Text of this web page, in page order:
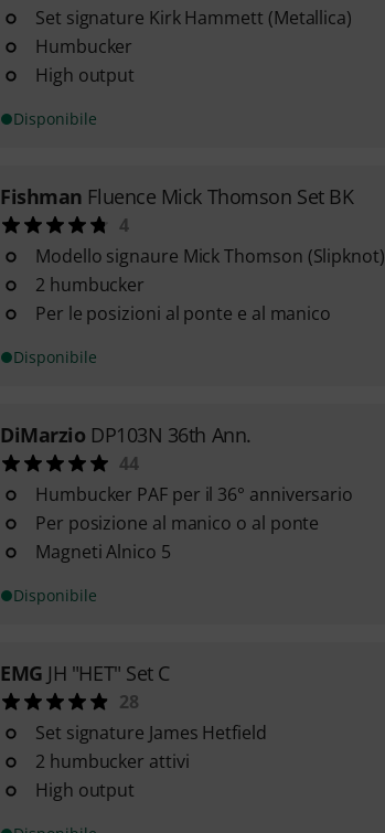
Set signature Kirk Hammett (Metallica)
Humbucker
High output
Disponibile
Fishman Fluence Mick Thomson Set BK
4
Modello signaure Mick Thomson (Slipknot)
2 humbucker
Per le posizioni al ponte e al manico
Disponibile
DiMarzio DP103N 36th Ann.
44
Humbucker PAF per il 36° anniversario
Per posizione al manico o al ponte
Magneti Alnico 5
Disponibile
EMG JH "HET" Set C
28
Set signature James Hetfield
2 humbucker attivi
High output